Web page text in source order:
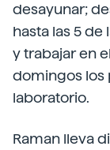
desayunar;
hasta las 5 de
y trabajar en
domingos los
laboratorio.
Raman lleva